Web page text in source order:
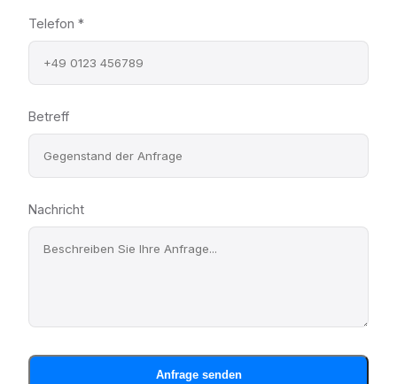
Telefon *
Betreff
Nachricht
Anfrage senden